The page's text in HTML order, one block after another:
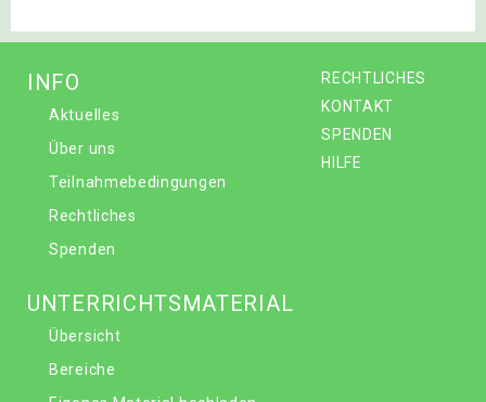
RECHTLICHES
KONTAKT
SPENDEN
HILFE
INFO
Aktuelles
Über uns
Teilnahmebedingungen
Rechtliches
Spenden
UNTERRICHTSMATERIAL
Übersicht
Bereiche